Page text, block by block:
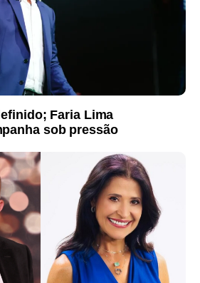
Faria Lima
sob pressão